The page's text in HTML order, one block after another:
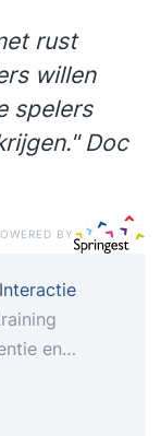
rust
willen
spelers
Doc
BY
en
van je